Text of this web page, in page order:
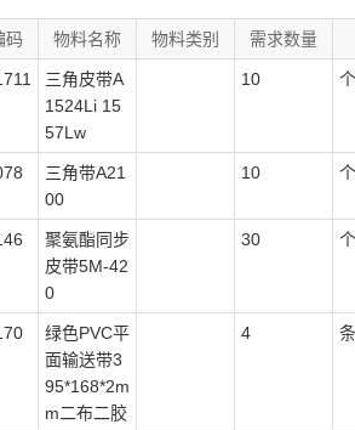
码 物料名称 物料类别 需求数量
三角皮带A
1524Li 15
57Lw
10 个
三角带A21
00
10 个
聚氨酯同步
皮带5M-42
0
30 个
绿色PVC平
面输送带3
95*168*2m
m二布二胶
4 条